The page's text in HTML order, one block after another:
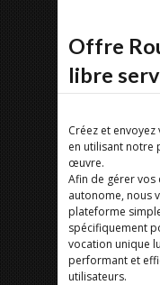
Offre
libre
Créez et
en utilisant notre
œuvre.
Afin de gérer vos
autonome, nous
plateforme
spécifiquement
vocation unique
performant et
utilisateurs.